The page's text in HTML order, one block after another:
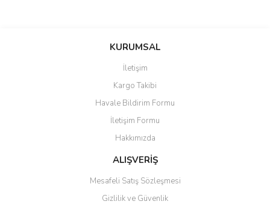
Bu ürüne ilk yorumu siz yapın!
Ürün resmi kalitesiz, bozuk veya görüntülenemiyor.
Ürün açıklamasında eksik bilgiler bulunuyor.
Ürün bilgilerinde hatalar bulunuyor.
Ürün fiyatı diğer sitelerden daha pahalı.
Bu ürüne benzer farklı alternatifler olmalı.
KURUMSAL
İletişim
Kargo Takibi
Havale Bildirim Formu
İletişim Formu
Hakkımızda
ALIŞVERİŞ
Mesafeli Satış Sözleşmesi
Gizlilik ve Güvenlik